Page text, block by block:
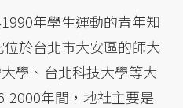
年學生運動的青年知
於台北市大安區的師大
學、台北科技大學等大
2000年間，地社主要是